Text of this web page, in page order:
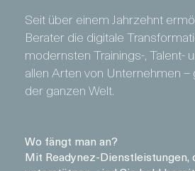
Seit über einem Jahrzehnt
Berater die digitale
modernsten Trainings-, Talent-
allen Arten von Unternehmen –
der ganzen Welt.
Wo fängt man an?
Mit Readynez-Dienstleistungen,